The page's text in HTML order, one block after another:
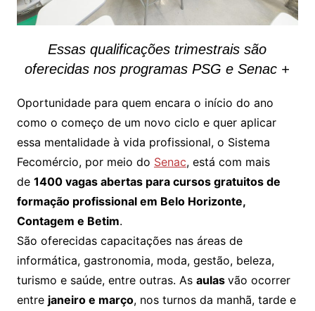
Essas qualificações trimestrais são
oferecidas nos programas PSG e Senac +
Oportunidade para quem encara o início do ano
como o começo de um novo ciclo e quer aplicar
essa mentalidade à vida profissional, o Sistema
Fecomércio, por meio do Senac, está com mais
de 1400 vagas abertas para cursos gratuitos de
formação profissional em Belo Horizonte,
Contagem e Betim.
São oferecidas capacitações nas áreas de
informática, gastronomia, moda, gestão, beleza,
turismo e saúde, entre outras. As aulas vão ocorrer
entre janeiro e março, nos turnos da manhã, tarde e